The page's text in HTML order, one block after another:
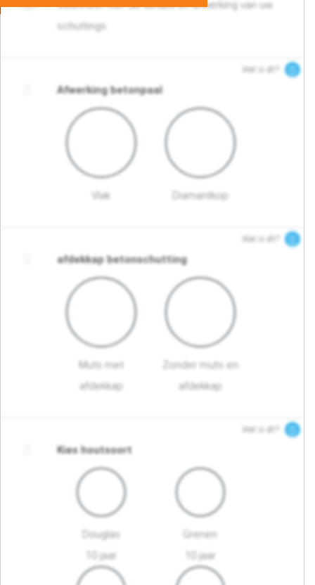
Selecteer hier de details en afwerking van uw
schuttings.
Wat is dit?
Afwerking betonpaal
Vlak Diamantkop
Wat is dit?
afdekkap betonschutting
Muts met
afdekkap
Zonder muts en
afdekkap
Wat is dit?
Kies houtsoort
Douglas
10 jaar
Grenen
10 jaar